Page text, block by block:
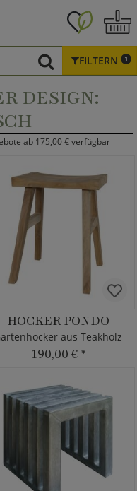
FILTERN 1
DESIGN:
ab 175,00 € verfügbar
HOCKER PONDO
aus Teakholz
190,00 € *